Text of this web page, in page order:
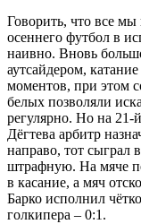
Говорить, что все
осеннего футбол в
наивно. Вновь
аутсайдером,
моментов, при этом
белых позволяли
регулярно. Но на 21-
Дёгтева арбитр
направо, тот сыграл
штрафную. На мяче
в касание, а мяч
Барко исполнил
голкипера – 0:1.